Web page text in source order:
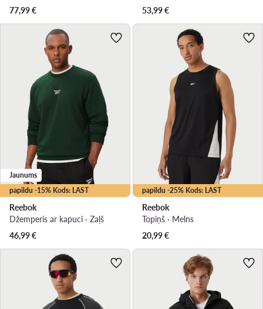
77,99€
53,99€
papildu -15% Kods: LAST
Jaunums
Reebok
Džemperis ar kapuci · Zaļš
46,99€
papildu -25% Kods: LAST
Reebok
Topiņš · Melns
20,99€